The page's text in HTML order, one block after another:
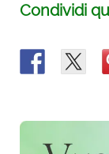
Condividi